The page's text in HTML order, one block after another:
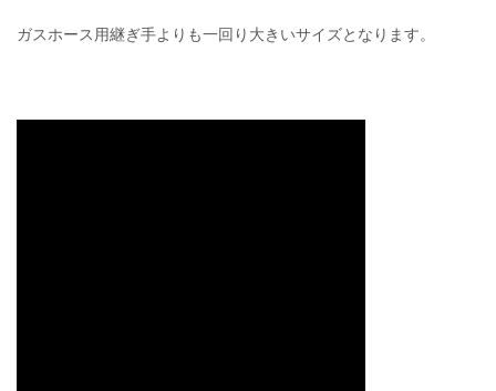
ガスホース用継ぎ手よりも一回り大きいサイズとなります。